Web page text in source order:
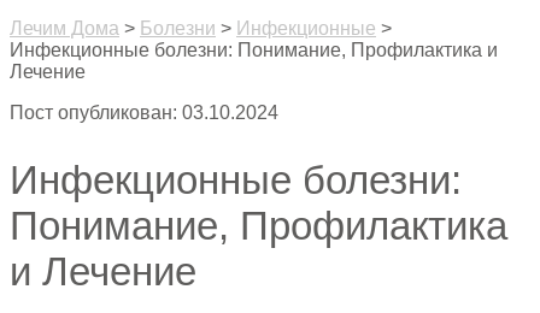
Лечим Дома > Болезни > Инфекционные >
Инфекционные болезни: Понимание, Профилактика и
Лечение
Пост опубликован: 03.10.2024
Инфекционные болезни:
Понимание, Профилактика
и Лечение